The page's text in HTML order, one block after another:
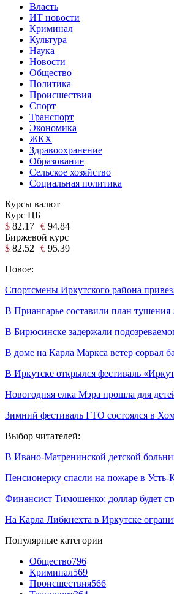
Власть
ИТ новости
Криминал
Культура
Наука
Новости
Общество
Политика
Происшествия
Спорт
Транспорт
Экономика
ЖКХ
Здравоохранение
Образование
Сельское хозяйство
Социальная политика
Курсы валют
Курс ЦБ
$ 82.17 € 94.84
Биржевой курс
$ 82.52 € 95.39
Новое:
Спортсмены Иркутского района
В Приангарье составили план
В Бирюсинске задержали
В доме на Карла Маркса ветер сорвал
В Иркутске открылся фестиваль
Новогодняя елка Мэра прошла для
Зимний фестиваль ГТО состоялся в
Выбор читателей:
В Ивано-Матренинской детской
Пенсионерку спасли на пожаре в Усть-
Финансист Тимошенко: доллар будет
На Карла Либкнехта в Иркутске
Популярные категории
Общество796
Криминал569
Происшествия566